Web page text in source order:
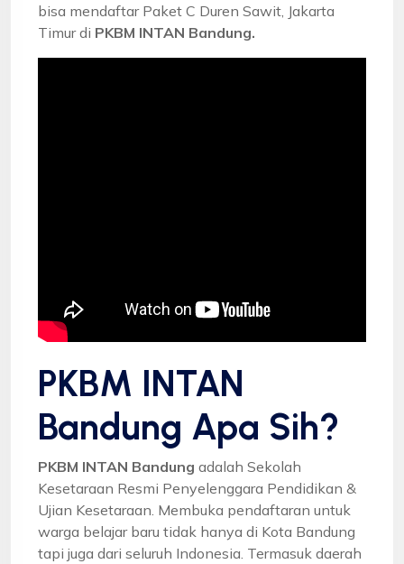
bisa mendaftar Paket C Duren Sawit, Jakarta
Timur di PKBM INTAN Bandung.
PKBM INTAN
Bandung Apa Sih?
PKBM INTAN Bandung adalah Sekolah
Kesetaraan Resmi Penyelenggara Pendidikan &
Ujian Kesetaraan. Membuka pendaftaran untuk
warga belajar baru tidak hanya di Kota Bandung
tapi juga dari seluruh Indonesia. Termasuk daerah